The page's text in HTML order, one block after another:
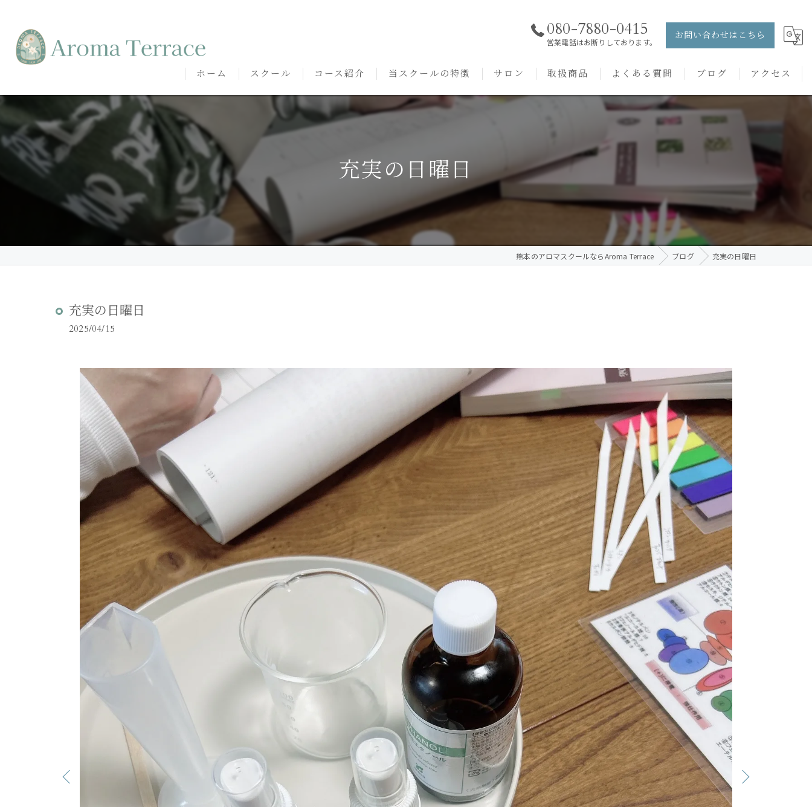
080-7880-0415
営業電話はお断りしております。
お問い合わせはこちら
ホーム スクール
熊本本校の特徴
熊本みゆき校の特徴
代表挨拶
講師紹介
卒講生の声
コース紹介
NARD JAPAN
アロマ・インストラクターコース
アロマ・セラピストコース
KACセラピスト
当スクールの特徴
資格
セルフメディケーション
ハンドマッサージ
オイル
サロン
施術事例
取扱商品
バッチフラワーレメディ
よくある質問 ブログ アクセス
充実の日曜日
熊本のアロマスクールならAroma Terrace ブログ 充実の日曜日
充実の日曜日
2025/04/15